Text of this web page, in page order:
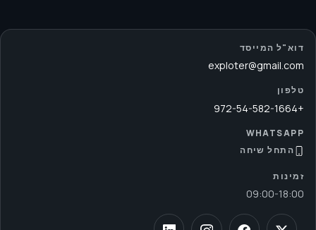
דוא"ל המייסד
exploter@gmail.com
טלפון
+972-54-582-1664
WHATSAPP
התחל שיחה
זמינות
09:00-18:00